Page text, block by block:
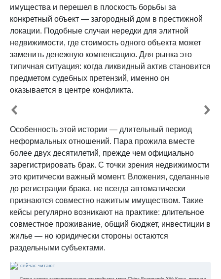
имущества и перешел в плоскость борьбы за
конкретный объект — загородный дом в престижной
локации. Подобные случаи нередки для элитной
недвижимости, где стоимость одного объекта может
заменить денежную компенсацию. Для рынка это
типичная ситуация: когда ликвидный актив становится
предметом судебных претензий, именно он
оказывается в центре конфликта.
Особенность этой истории — длительный период
неформальных отношений. Пара прожила вместе
более двух десятилетий, прежде чем официально
зарегистрировать брак. С точки зрения недвижимости
это критически важный момент. Вложения, сделанные
до регистрации брака, не всегда автоматически
признаются совместно нажитым имуществом. Такие
кейсы регулярно возникают на практике: длительное
совместное проживание, общий бюджет, инвестиции в
жилье — но юридически стороны остаются
раздельными субъектами.
сейчас читают